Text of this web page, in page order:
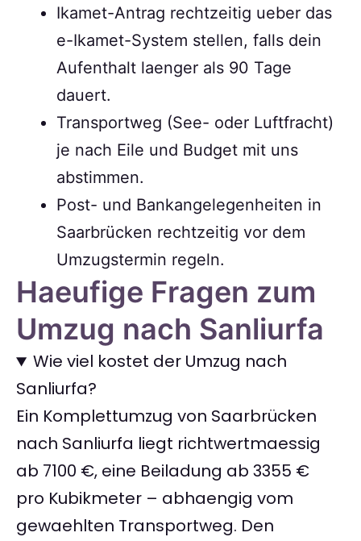
Ikamet-Antrag rechtzeitig ueber das
e-Ikamet-System stellen, falls dein
Aufenthalt laenger als 90 Tage
dauert.
Transportweg (See- oder Luftfracht)
je nach Eile und Budget mit uns
abstimmen.
Post- und Bankangelegenheiten in
Saarbrücken rechtzeitig vor dem
Umzugstermin regeln.
Haeufige Fragen zum
Umzug nach Sanliurfa
Wie viel kostet der Umzug nach
Sanliurfa?
Ein Komplettumzug von Saarbrücken
nach Sanliurfa liegt richtwertmaessig
ab 7100 €, eine Beiladung ab 3355 €
pro Kubikmeter – abhaengig vom
gewaehlten Transportweg. Den